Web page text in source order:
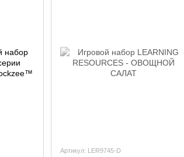
Артикул: LER9745-D